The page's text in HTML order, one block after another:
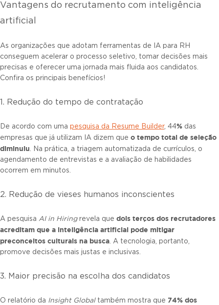
Vantagens do recrutamento com inteligência
artificial
As organizações que adotam ferramentas de IA para RH
conseguem acelerar o processo seletivo, tomar decisões mais
precisas e oferecer uma jornada mais fluida aos candidatos.
Confira os principais benefícios!
1. Redução do tempo de contratação
De acordo com uma pesquisa da Resume Builder, 44% das
empresas que já utilizam IA dizem que o tempo total de seleção
diminuiu. Na prática, a triagem automatizada de currículos, o
agendamento de entrevistas e a avaliação de habilidades
ocorrem em minutos.
2. Redução de vieses humanos inconscientes
A pesquisa AI in Hiring revela que dois terços dos recrutadores
acreditam que a inteligência artificial pode mitigar
preconceitos culturais na busca. A tecnologia, portanto,
promove decisões mais justas e inclusivas.
3. Maior precisão na escolha dos candidatos
O relatório da Insight Globaltambém mostra que 74% dos